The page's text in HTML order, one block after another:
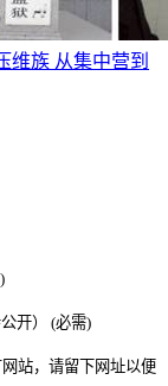
维族 从集中营到
开） (必需)
站，请留下网址以便